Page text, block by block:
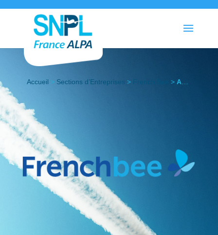
Accueil > Sections d’Entreprises > French Bee > Actualités